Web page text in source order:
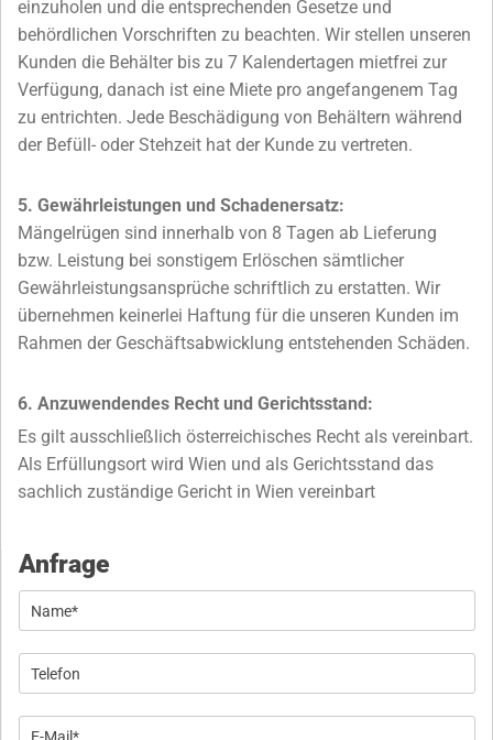
einzuholen und die entsprechenden Gesetze und
behördlichen Vorschriften zu beachten. Wir stellen unseren
Kunden die Behälter bis zu 7 Kalendertagen mietfrei zur
Verfügung, danach ist eine Miete pro angefangenem Tag
zu entrichten. Jede Beschädigung von Behältern während
der Befüll- oder Stehzeit hat der Kunde zu vertreten.
5. Gewährleistungen und Schadenersatz:
Mängelrügen sind innerhalb von 8 Tagen ab Lieferung
bzw. Leistung bei sonstigem Erlöschen sämtlicher
Gewährleistungsansprüche schriftlich zu erstatten. Wir
übernehmen keinerlei Haftung für die unseren Kunden im
Rahmen der Geschäftsabwicklung entstehenden Schäden.
6. Anzuwendendes Recht und Gerichtsstand:
Es gilt ausschließlich österreichisches Recht als vereinbart.
Als Erfüllungsort wird Wien und als Gerichtsstand das
sachlich zuständige Gericht in Wien vereinbart
Anfrage